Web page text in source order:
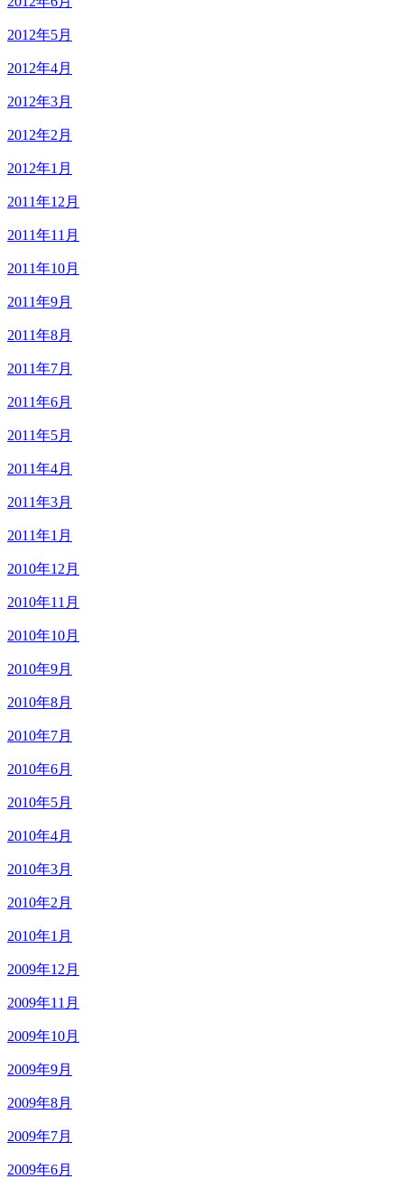
2012年5月
2012年4月
2012年3月
2012年2月
2012年1月
2011年12月
2011年11月
2011年10月
2011年9月
2011年8月
2011年7月
2011年6月
2011年5月
2011年4月
2011年3月
2011年1月
2010年12月
2010年11月
2010年10月
2010年9月
2010年8月
2010年7月
2010年6月
2010年5月
2010年4月
2010年3月
2010年2月
2010年1月
2009年12月
2009年11月
2009年10月
2009年9月
2009年8月
2009年7月
2009年6月